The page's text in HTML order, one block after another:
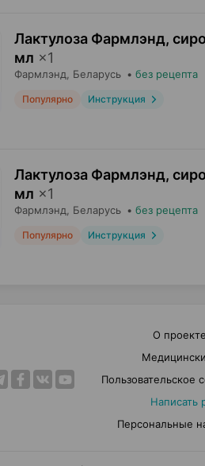
Лактулоза Фармлэнд,
мл ×1
Фармлэнд , Беларусь • без рецепта
Популярно Инструкция
Лактулоза Фармлэнд,
мл ×1
Фармлэнд , Беларусь • без рецепта
Популярно Инструкция
О проекте
Пользовательское
Написать
Персональные